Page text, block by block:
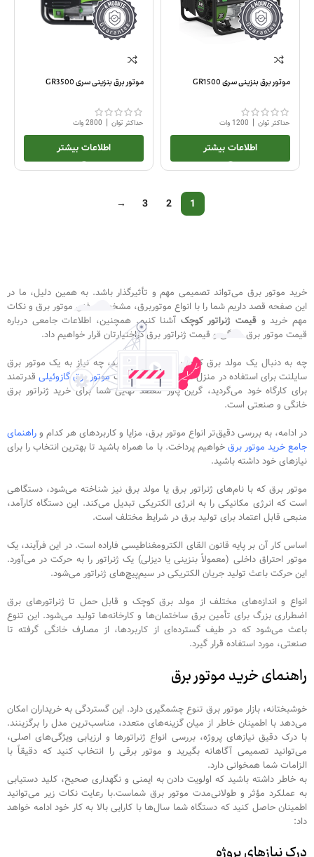
موتور برق بنزینی سری GR1500
حداکثر توان | 1200 وات
اطلاعات بیشتر
موتور برق بنزینی سری GR3500
حداکثر توان | 2800 وات
اطلاعات بیشتر
1
2
3
→
خرید موتور برق می‌تواند تصمیمی مهم و تأثیرگذار باشد. به همین دلیل، ما در
این صفحه قصد داریم شما را با انواع موتوربرق، مشخصات فنی موتور برق و نکات
مهم خرید و قیمت ژنراتور کوچک آشنا کنیم. همچنین، اطلاعات جامعی درباره
قیمت موتور برق خانگی و قیمت ژنراتور برق دراختیارتان قرار خواهیم داد.
چه به دنبال یک مولد برق کوچک برای سفر هستید، چه نیاز به یک موتور برق
سایلنت برای استفاده در منزل دارید و یا به دنبال یکموتور برق گازوئیلیقدرتمند
برای کارگاه خود می‌گردید، گرین پاور مقصد نهایی شما برای خرید ژنراتور برق
خانگی و صنعتی است.
در ادامه، به بررسی دقیق‌تر انواع موتور برق، مزایا و کاربردهای هر کدام وراهنمای
جامع خرید موتور برقخواهیم پرداخت. با ما همراه باشید تا بهترین انتخاب را برای
نیازهای خود داشته باشید.
موتور برق که با نام‌های ژنراتور برق یا مولد برق نیز شناخته می‌شود، دستگاهی
است که انرژی مکانیکی را به انرژی الکتریکی تبدیل می‌کند. این دستگاه کارآمد،
منبعی قابل اعتماد برای تولید برق در شرایط مختلف است.
اساس کار آن بر پایه قانون القای الکترومغناطیسی فاراده است. در این فرآیند، یک
موتور احتراق داخلی (معمولاً بنزینی یا دیزلی) یک ژنراتور را به حرکت در می‌آورد.
این حرکت باعث تولید جریان الکتریکی در سیم‌پیچ‌های ژنراتور می‌شود.
انواع و اندازه‌های مختلف از مولد برق کوچک و قابل حمل تا ژنراتورهای برق
اضطراری بزرگ برای تأمین برق ساختمان‌ها و کارخانه‌ها تولید می‌شود. این تنوع
باعث می‌شود که در طیف گسترده‌ای از کاربردها، از مصارف خانگی گرفته تا
صنعتی، مورد استفاده قرار گیرد.
راهنمای خرید موتور برق
خوشبختانه، بازار موتور برق تنوع چشمگیری دارد. این گستردگی به خریداران امکان
می‌دهد با اطمینان خاطر از میان گزینه‌های متعدد، مناسب‌ترین مدل را برگزینند.
با درک دقیق نیازهای پروژه، بررسی انواع ژنراتورها و ارزیابی ویژگی‌های اصلی،
می‌توانید تصمیمی آگاهانه بگیرید و موتور برقی را انتخاب کنید که دقیقاً با
الزامات شما همخوانی دارد.
به خاطر داشته باشید که اولویت دادن به ایمنی و نگهداری صحیح، کلید دستیابی
به عملکرد مؤثر و طولانی‌مدت موتور برق شماست.با رعایت نکات زیر می‌توانید
اطمینان حاصل کنید که دستگاه شما سال‌ها با کارایی بالا به کار خود ادامه خواهد
داد: